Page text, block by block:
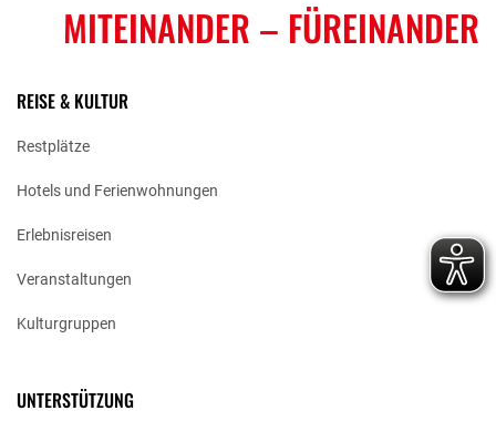
MITEINANDER – FÜREINANDER
REISE & KULTUR
Restplätze
Hotels und Ferienwohnungen
Erlebnisreisen
Veranstaltungen
Kulturgruppen
UNTERSTÜTZUNG